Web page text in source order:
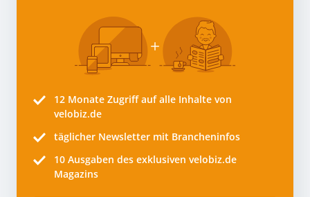
12 Monate Zugriff auf alle Inhalte von
velobiz.de
täglicher Newsletter mit Brancheninfos
10 Ausgaben des exklusiven velobiz.de
Magazins